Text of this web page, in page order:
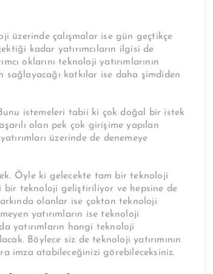
üzerinde çalışmalar ise gün geçtikçe
kadar yatırımcıların ilgisi de
oklarını teknoloji yatırımlarının
sağlayacağı katkılar ise daha şimdiden
istemeleri tabii ki çok doğal bir istek
olan pek çok girişime yapılan
üzerinde de denemeye
Öyle ki gelecekte tam bir teknoloji
bir teknoloji geliştiriliyor ve hepsine de
olanlar ise çoktan teknoloji
yatırımların ise teknoloji
yatırımların hangi teknoloji
Böylece siz de teknoloji yatırımının
imza atabileceğinizi görebileceksiniz.